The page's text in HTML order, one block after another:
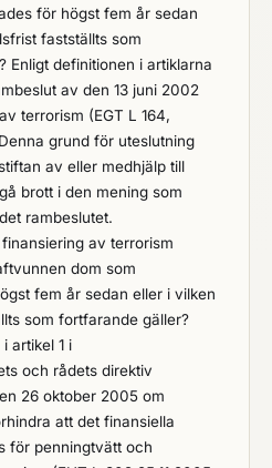
för högst fem år sedan
fastställts som
Enligt definitionen i artiklarna
av den 13 juni 2002
terrorism (EGT L 164,
grund för uteslutning
av eller medhjälp till
brott i den mening som
rambeslutet.
av terrorism
dom som
fem år sedan eller i vilken
som fortfarande gäller?
artikel 1 i
och rådets direktiv
26 oktober 2005 om
att det finansiella
för penningtvätt och